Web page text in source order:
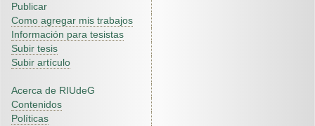
Publicar
Como agregar mis trabajos
Información para tesistas
Subir tesis
Subir artículo
Acerca de RIUdeG
Contenidos
Políticas